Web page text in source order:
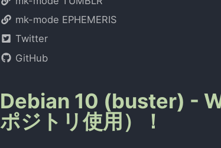
mk-mode EPHEMERIS
Twitter
GitHub
Debian 10 (buster) -
ポジトリ使用）！